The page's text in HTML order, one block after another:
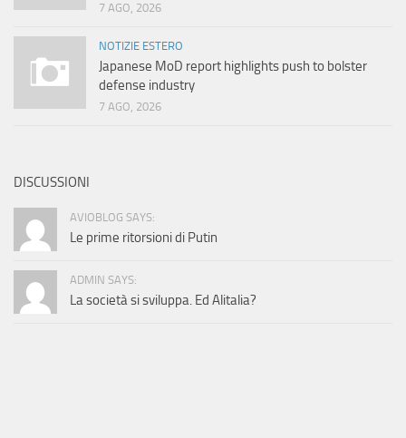
7 AGO, 2026
NOTIZIE ESTERO
Japanese MoD report highlights push to bolster
defense industry
7 AGO, 2026
DISCUSSIONI
AVIOBLOG SAYS:
Le prime ritorsioni di Putin
ADMIN SAYS:
La società si sviluppa. Ed Alitalia?